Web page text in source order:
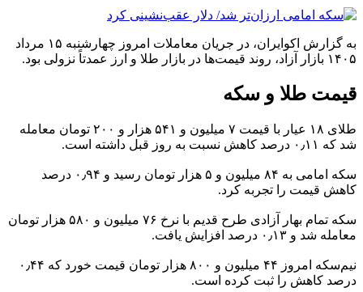
به گزارش اکوایران، در جریان معاملات امروز چهارشنبه ۱۵ مرداد
۱۴۰۵ بازار آزاد، روند قیمت‌ها در بازار طلا و ارز عمدتاً نزولی بود.
قیمت طلا و سکه
طلای ۱۸ عیار با قیمت ۷ میلیون و ۵۴۱ هزار و ۲۰۰ تومان معامله
شد که ۰٫۱۱ درصد کاهش نسبت به روز قبل داشته است.
سکه امامی به ۸۴ میلیون و ۵ هزار تومان رسید و ۰٫۹۴ درصد
کاهش قیمت را تجربه کرد.
سکه تمام بهار آزادی طرح قدیم با نرخ ۷۶ میلیون و ۵۸۰ هزار تومان
معامله شد و ۰٫۱۳ درصد افزایش یافت.
نیم‌سکه امروز ۴۴ میلیون و ۸۰۰ هزار تومان قیمت خورد که ۰٫۴۴
درصد کاهش را ثبت کرده است.